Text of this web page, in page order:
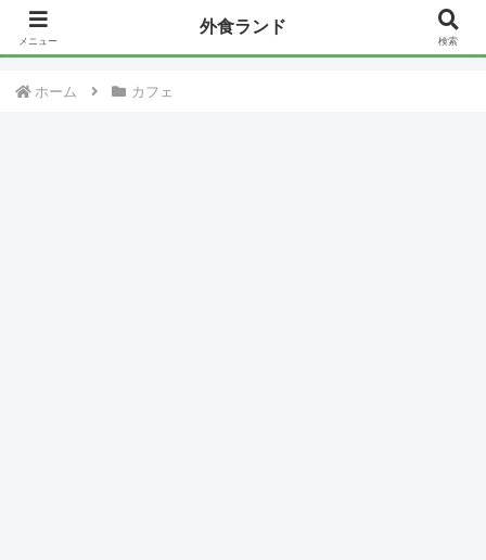
【今日だけ】日替わりで安くなってるモノ一覧〜Amazonセール〜
ホーム カフェ
メニュー
外食ランド
検索